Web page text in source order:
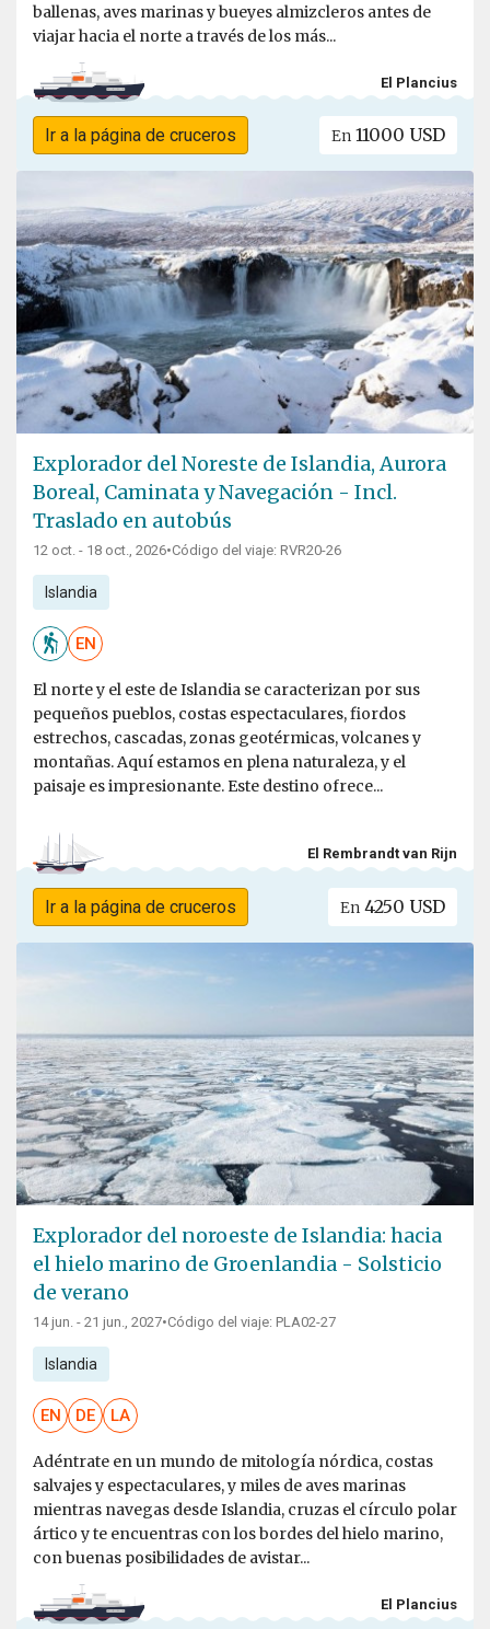
ballenas, aves marinas y bueyes almizcleros antes de
viajar hacia el norte a través de los más...
El Plancius
Ir a la página de cruceros En 11000 USD
Explorador del Noreste de Islandia, Aurora
Boreal, Caminata y Navegación - Incl.
Traslado en autobús
12 oct. - 18 oct., 2026•Código del viaje: RVR20-26
Islandia
EN
El norte y el este de Islandia se caracterizan por sus
pequeños pueblos, costas espectaculares, fiordos
estrechos, cascadas, zonas geotérmicas, volcanes y
montañas. Aquí estamos en plena naturaleza, y el
paisaje es impresionante. Este destino ofrece...
El Rembrandt van Rijn
Ir a la página de cruceros En 4250 USD
Explorador del noroeste de Islandia: hacia
el hielo marino de Groenlandia - Solsticio
de verano
14 jun. - 21 jun., 2027•Código del viaje: PLA02-27
Islandia
EN DE LA
Adéntrate en un mundo de mitología nórdica, costas
salvajes y espectaculares, y miles de aves marinas
mientras navegas desde Islandia, cruzas el círculo polar
ártico y te encuentras con los bordes del hielo marino,
con buenas posibilidades de avistar...
El Plancius